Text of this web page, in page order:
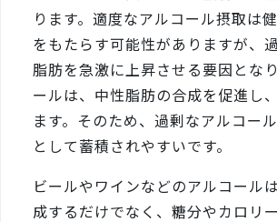
ります。適度なアルコール摂取は
をもたらす可能性がありますが、
脂肪を急激に上昇させる要因とな
ールは、中性脂肪の合成を促進し
ます。そのため、過剰なアルコー
として蓄積されやすいです。
ビールやワインなどのアルコール
成するだけでなく、糖分やカロリ